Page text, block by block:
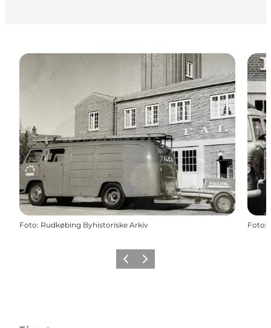
Foto: Rudkøbing Byhistoriske Arkiv Foto:
ForrigeNæste